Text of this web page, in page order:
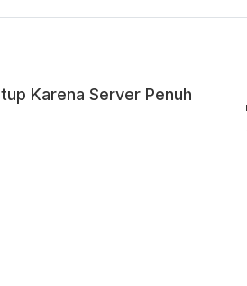
Tutup
Karena Server Penuh